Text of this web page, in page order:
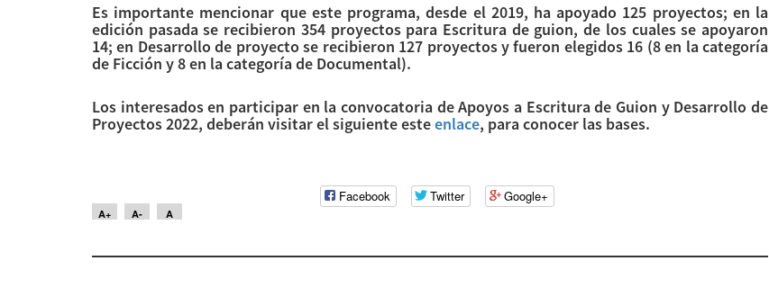
Es importante mencionar que este programa, desde el 2019, ha apoyado 125 proyectos; en la
edición pasada se recibieron 354 proyectos para Escritura de guion, de los cuales se apoyaron
14; en Desarrollo de proyecto se recibieron 127 proyectos y fueron elegidos 16 (8 en la categoría
de Ficción y 8 en la categoría de Documental).
Los interesados en participar en la convocatoria de Apoyos a Escritura de Guion y Desarrollo de
Proyectos 2022, deberán visitar el siguiente esteenlace, para conocer las bases.
A+ A- A
Facebook Twitter Google+